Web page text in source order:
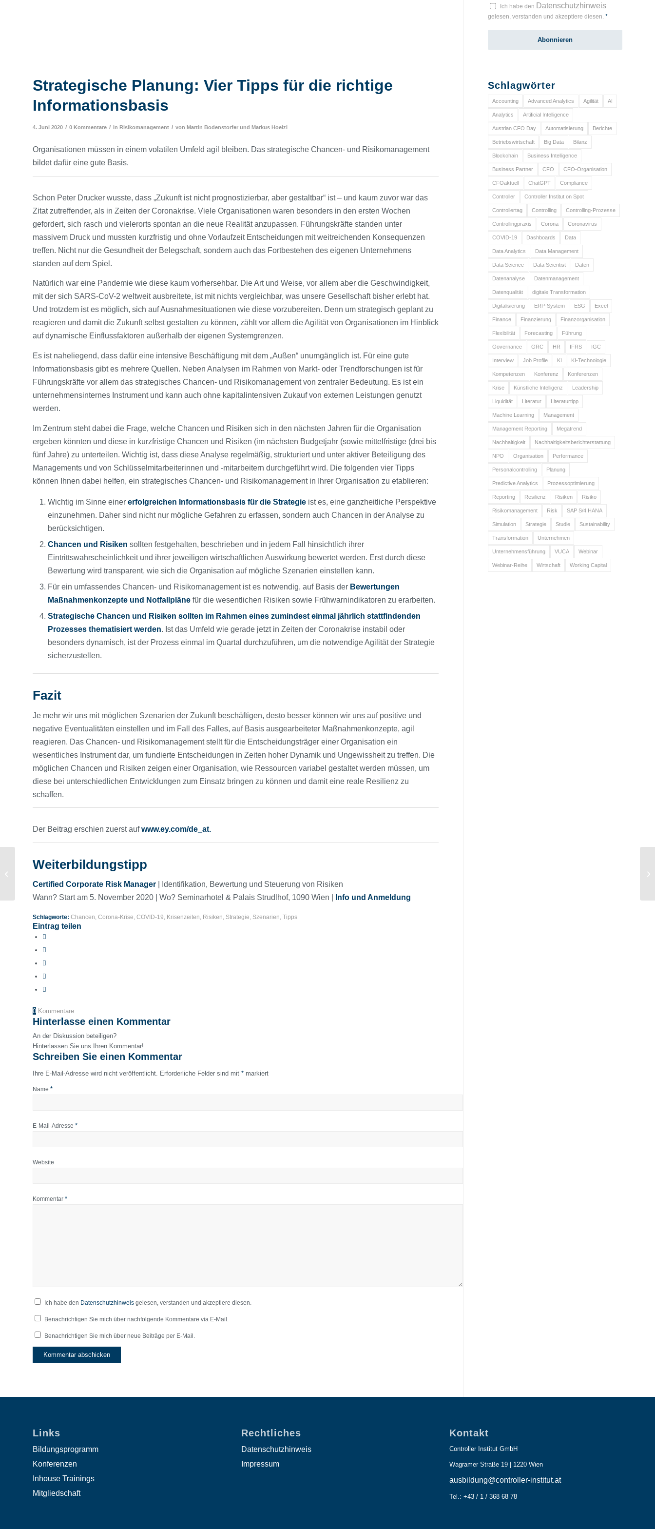
Strategische Planung: Vier Tipps für die richtige
Informationsbasis
4. Juni 2020 / 0 Kommentare / in Risikomanagement / von Martin Bodenstorfer und Markus Hoelzl
Organisationen müssen in einem volatilen Umfeld agil bleiben. Das strategische Chancen- und Risikomanagement
bildet dafür eine gute Basis.
Schon Peter Drucker wusste, dass „Zukunft ist nicht prognostizierbar, aber gestaltbar“ ist – und kaum zuvor war das
Zitat zutreffender, als in Zeiten der Coronakrise. Viele Organisationen waren besonders in den ersten Wochen
gefordert, sich rasch und vielerorts spontan an die neue Realität anzupassen. Führungskräfte standen unter
massivem Druck und mussten kurzfristig und ohne Vorlaufzeit Entscheidungen mit weitreichenden Konsequenzen
treffen. Nicht nur die Gesundheit der Belegschaft, sondern auch das Fortbestehen des eigenen Unternehmens
standen auf dem Spiel.
Natürlich war eine Pandemie wie diese kaum vorhersehbar. Die Art und Weise, vor allem aber die Geschwindigkeit,
mit der sich SARS-CoV-2 weltweit ausbreitete, ist mit nichts vergleichbar, was unsere Gesellschaft bisher erlebt hat.
Und trotzdem ist es möglich, sich auf Ausnahmesituationen wie diese vorzubereiten. Denn um strategisch geplant zu
reagieren und damit die Zukunft selbst gestalten zu können, zählt vor allem die Agilität von Organisationen im Hinblick
auf dynamische Einflussfaktoren außerhalb der eigenen Systemgrenzen.
Es ist naheliegend, dass dafür eine intensive Beschäftigung mit dem „Außen“ unumgänglich ist. Für eine gute
Informationsbasis gibt es mehrere Quellen. Neben Analysen im Rahmen von Markt- oder Trendforschungen ist für
Führungskräfte vor allem das strategisches Chancen- und Risikomanagement von zentraler Bedeutung. Es ist ein
unternehmensinternes Instrument und kann auch ohne kapitalintensiven Zukauf von externen Leistungen genutzt
werden.
Im Zentrum steht dabei die Frage, welche Chancen und Risiken sich in den nächsten Jahren für die Organisation
ergeben könnten und diese in kurzfristige Chancen und Risiken (im nächsten Budgetjahr (sowie mittelfristige (drei bis
fünf Jahre) zu unterteilen. Wichtig ist, dass diese Analyse regelmäßig, strukturiert und unter aktiver Beteiligung des
Managements und von Schlüsselmitarbeiterinnen und -mitarbeitern durchgeführt wird. Die folgenden vier Tipps
können Ihnen dabei helfen, ein strategisches Chancen- und Risikomanagement in Ihrer Organisation zu etablieren:
Wichtig im Sinne einer erfolgreichen Informationsbasis für die Strategie ist es, eine ganzheitliche Perspektive
einzunehmen. Daher sind nicht nur mögliche Gefahren zu erfassen, sondern auch Chancen in der Analyse zu
berücksichtigen.
Chancen und Risiken sollten festgehalten, beschrieben und in jedem Fall hinsichtlich ihrer
Eintrittswahrscheinlichkeit und ihrer jeweiligen wirtschaftlichen Auswirkung bewertet werden. Erst durch diese
Bewertung wird transparent, wie sich die Organisation auf mögliche Szenarien einstellen kann.
Für ein umfassendes Chancen- und Risikomanagement ist es notwendig, auf Basis der Bewertungen
Maßnahmenkonzepte und Notfallpläne für die wesentlichen Risiken sowie Frühwarnindikatoren zu erarbeiten.
Strategische Chancen und Risiken sollten im Rahmen eines zumindest einmal jährlich stattfindenden
Prozesses thematisiert werden. Ist das Umfeld wie gerade jetzt in Zeiten der Coronakrise instabil oder
besonders dynamisch, ist der Prozess einmal im Quartal durchzuführen, um die notwendige Agilität der Strategie
sicherzustellen.
Fazit
Je mehr wir uns mit möglichen Szenarien der Zukunft beschäftigen, desto besser können wir uns auf positive und
negative Eventualitäten einstellen und im Fall des Falles, auf Basis ausgearbeiteter Maßnahmenkonzepte, agil
reagieren. Das Chancen- und Risikomanagement stellt für die Entscheidungsträger einer Organisation ein
wesentliches Instrument dar, um fundierte Entscheidungen in Zeiten hoher Dynamik und Ungewissheit zu treffen. Die
möglichen Chancen und Risiken zeigen einer Organisation, wie Ressourcen variabel gestaltet werden müssen, um
diese bei unterschiedlichen Entwicklungen zum Einsatz bringen zu können und damit eine reale Resilienz zu
schaffen.
Der Beitrag erschien zuerst aufwww.ey.com/de_at.
Weiterbildungstipp
Certified Corporate Risk Manager | Identifikation, Bewertung und Steuerung von Risiken
Wann? Start am 5. November 2020 | Wo? Seminarhotel & Palais Strudlhof, 1090 Wien |
Info und Anmeldung
Schlagworte: Chancen Corona-Krise COVID-19 Krisenzeiten Risiken Strategie Szenarien Tipps
Eintrag teilen
0 Kommentare
Hinterlasse einen Kommentar
An der Diskussion beteiligen?
Hinterlassen Sie uns Ihren Kommentar!
Schreiben Sie einen Kommentar
Ihre E-Mail-Adresse wird nicht veröffentlicht. Erforderliche Felder sind mit * markiert
Name *
E-Mail-Adresse *
Website
Kommentar *
Ich habe den Datenschutzhinweis gelesen, verstanden und akzeptiere diesen.
Benachrichtigen Sie mich über nachfolgende Kommentare via E-Mail.
Benachrichtigen Sie mich über neue Beiträge per E-Mail.
Ich habe den Datenschutzhinweis
gelesen, verstanden und akzeptiere diesen.*
Schlagwörter
Accounting Advanced Analytics Agilität AI
Analytics Artificial Intelligence
Austrian CFO Day Automatisierung Berichte
Betriebswirtschaft Big Data Bilanz
Blockchain Business Intelligence
Business Partner CFO CFO-Organisation
CFOaktuell ChatGPT Compliance
Controller Controller Institut on Spot
Controllertag Controlling Controlling-Prozesse
Controllingpraxis Corona Coronavirus
COVID-19 Dashboards Data
Data Analytics Data Management
Data Science Data Scientist Daten
Datenanalyse Datenmanagement
Datenqualität digitale Transformation
Digitalisierung ERP-System ESG Excel
Finance Finanzierung Finanzorganisation
Flexibilität Forecasting Führung
Governance GRC HR IFRS IGC
Interview Job Profile KI KI-Technologie
Kompetenzen Konferenz Konferenzen
Krise Künstliche Intelligenz Leadership
Liquidität Literatur Literaturtipp
Machine Learning Management
Management Reporting Megatrend
Nachhaltigkeit Nachhaltigkeitsberichterstattung
NPO Organisation Performance
Personalcontrolling Planung
Predictive Analytics Prozessoptimierung
Reporting Resilienz Risiken Risiko
Risikomanagement Risk SAP S/4 HANA
Simulation Strategie Studie Sustainability
Transformation Unternehmen
Unternehmensführung VUCA Webinar
Webinar-Reihe Wirtschaft Working Capital
Links
Bildungsprogramm
Konferenzen
Inhouse Trainings
Mitgliedschaft
Rechtliches
Datenschutzhinweis
Impressum
Kontakt
Controller Institut GmbH
Wagramer Straße 19 | 1220 Wien
ausbildung@controller-institut.at
Tel.: +43 / 1 / 368 68 78
Nachlese: 3. Digitales